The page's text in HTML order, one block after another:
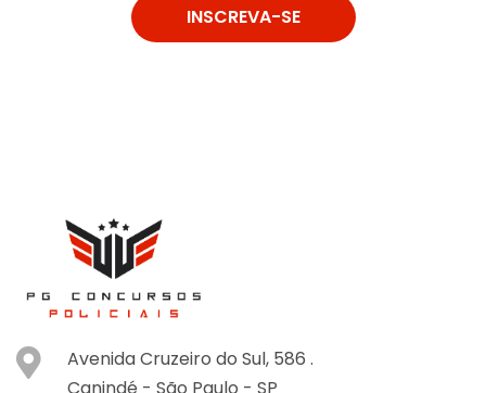
INSCREVA-SE
Avenida Cruzeiro do Sul, 586 .
Canindé - São Paulo - SP